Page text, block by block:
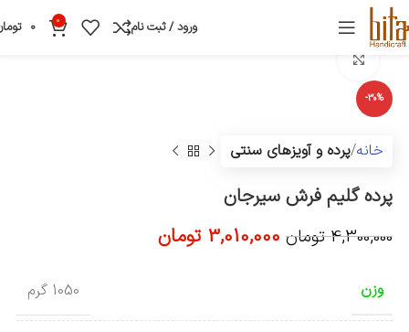
ورود / ثبت نام 0
0
-30%
خانه پرده و آویزهای سنتی
پرده گلیم فرش سیرجان
4,300,000 تومان 3,010,000 تومان
وزن 1050 گرم